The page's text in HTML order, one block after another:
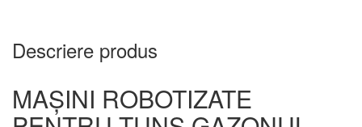
Descriere produs
MAŞINI ROBOTIZATE